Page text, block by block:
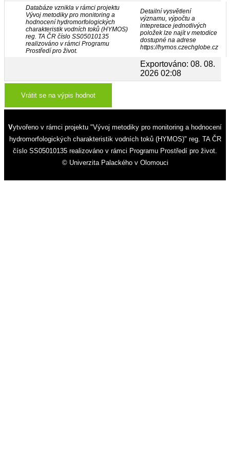
Databáze vznikla v rámci projektu
Vývoj metodiky pro monitoring a
hodnocení hydromorfologických
charakteristik vodních toků (HYMOS)
reg. TA ČR číslo SS05010135
realizováno v rámci Programu
Prostředí pro život.
Detailní vysvětlení
významu, výpočtu a
intepretace jednotlivých
položek lze najít v metodice
dostupné na adrese
https://hymos.czechglobe.cz
Exportováno: 08. 08.
2026 02:08
Vrátit se na výpis hodnot
Vytvořeno v rámci projektu "Vývoj metodiky pro monitoring a hodnocení
hydromorfologických charakteristik vodních toků (HYMOS)" reg. TA ČR
číslo SS05010135 realizováno v rámci Programu Prostředí pro život.
© Univerzita Palackého v Olomouci